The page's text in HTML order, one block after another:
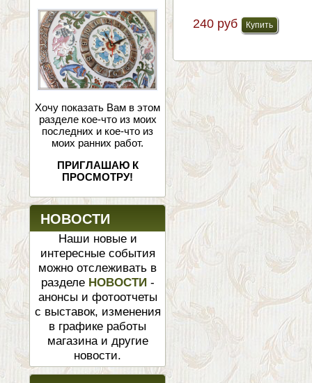
Хочу показать Вам в этом
разделе кое-что из моих
последних и кое-что из
моих ранних работ.
ПРИГЛАШАЮ К
ПРОСМОТРУ!
НОВОСТИ
Наши новые и
интересные события
можно отслеживать в
разделе НОВОСТИ -
анонсы и фотоотчеты
с выставок, изменения
в графике работы
магазина и другие
новости.
240 руб